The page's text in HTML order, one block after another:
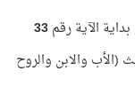
الآية رقم33
(الأب والابن والروح